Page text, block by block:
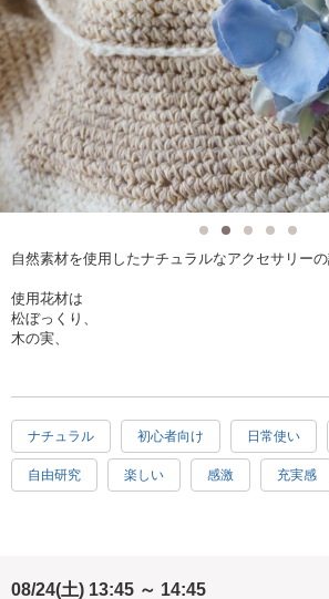
自然素材を使用したナチュラルなアクセサリーの
使用花材は
松ぼっくり、
木の実、
ナチュラル感いっぱいの素材を使用します。
海のイメージと
山のイメージとでお選びいただけます。
つけられるピンになります）
ナチュラル 初心者向け 日常使い
自由研究 楽しい 感激 充実感
手ぶらOK オリジナル
08/24(土) 13:45 ～ 14:45